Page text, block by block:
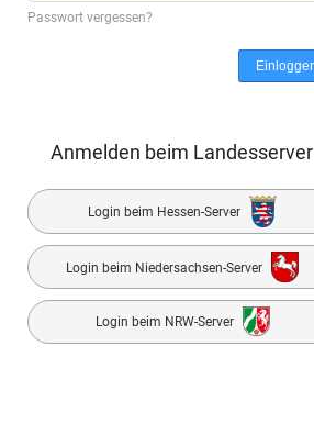
Passwort vergessen?
Anmelden beim Landesserver
Login beim Hessen-Server
Login beim Niedersachsen-Server
Login beim NRW-Server